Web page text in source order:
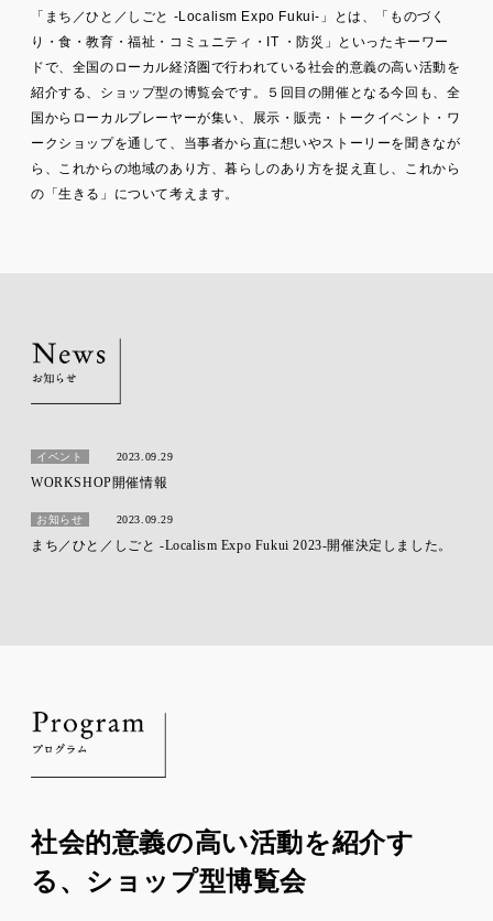
「まち／ひと／しごと -Localism Expo Fukui-」とは、「ものづく
り・食・教育・福祉・コミュニティ・IT ・防災」といったキーワー
ドで、全国のローカル経済圏で行われている社会的意義の高い活動を
紹介する、ショップ型の博覧会です。５回目の開催となる今回も、全
国からローカルプレーヤーが集い、展示・販売・トークイベント・ワ
ークショップを通して、当事者から直に想いやストーリーを聞きなが
ら、これからの地域のあり方、暮らしのあり方を捉え直し、これから
の「生きる」について考えます。
イベント 2023.09.29
WORKSHOP開催情報
お知らせ 2023.09.29
まち／ひと／しごと -Localism Expo Fukui 2023-開催決定しました。
社会的意義の高い活動を紹介す
る、ショップ型博覧会